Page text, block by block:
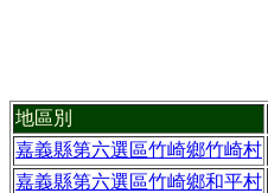
地區別
嘉義縣第六選區竹崎鄉竹崎村
嘉義縣第六選區竹崎鄉和平村